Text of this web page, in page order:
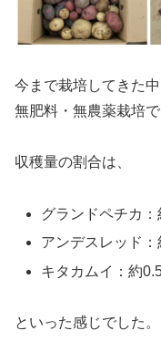
今まで栽培してきた
無肥料・無農薬栽培
収穫量の割合は、
グランドペチカ：
アンデスレッド：
キタカムイ：約
といった感じでした。